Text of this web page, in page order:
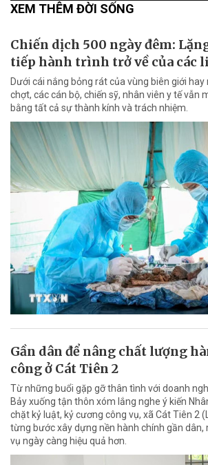
XEM THÊM ĐỜI SỐNG
Chiến dịch 500 ngày đêm:
tiếp hành trình trở về của các
Dưới cái nắng bỏng rát của vùng biên giới
chợt, các cán bộ, chiến sỹ, nhân viên y tế vẫn
bằng tất cả sự thành kính và trách nhiệm.
Gần dân để nâng chất lượng
công ở Cát Tiên 2
Từ những buổi gặp gỡ thân tình với doanh
Bảy xuống tận thôn xóm lắng nghe ý kiến
chặt kỷ luật, kỷ cương công vụ, xã Cát Tiên 2
từng bước xây dựng nền hành chính gần dân,
vụ ngày càng hiệu quả hơn.